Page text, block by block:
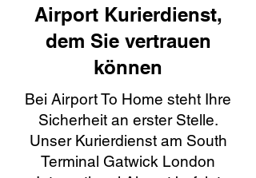
Airport Kurierdienst,
dem Sie vertrauen
können
Bei Airport To Home steht Ihre
Sicherheit an erster Stelle.
Unser Kurierdienst am South
Terminal Gatwick London